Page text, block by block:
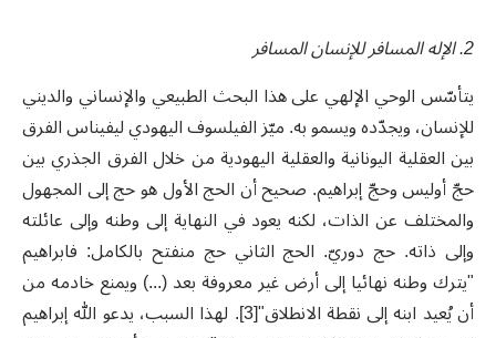
2. الإله المسافر للإنسان المسافر
يتأسّس الوحي الإلهي على هذا البحث الطبيعي والإنساني والديني
للإنسان، ويجدّده ويسمو به. ميّز الفيلسوف اليهودي ليفيناس الفرق
بين العقلية اليونانية والعقلية اليهودية من خلال الفرق الجذري بين
حجّ أوليس وحجّ إبراهيم. صحيح أن الحج الأول هو حج إلى المجهول
والمختلف عن الذات، لكنه يعود في النهاية إلى وطنه وإلى عائلته
وإلى ذاته. حج دوريّ. الحج الثاني حج منفتح بالكامل: فابراهيم
"يترك وطنه نهائيا إلى أرض غير معروفة بعد (...) ويمنع خادمه من
أن يُعيد ابنه إلى نقطة الانطلاق"[3]. لهذا السبب، يدعو الله إبراهيم